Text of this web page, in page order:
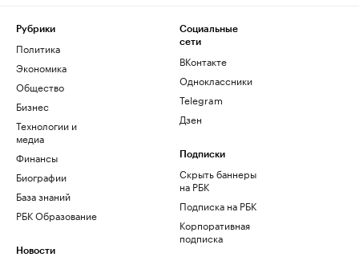
Рубрики
Политика
Экономика
Общество
Бизнес
Технологии и
медиа
Финансы
Биографии
База знаний
РБК Образование
Новости
Социальные
сети
ВКонтакте
Одноклассники
Telegram
Дзен
Подписки
Скрыть баннеры
на РБК
Подписка на РБК
Корпоративная
подписка